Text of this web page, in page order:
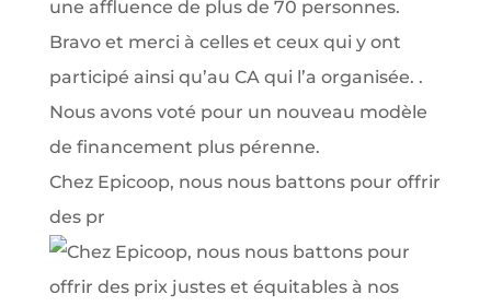
Chez Epicoop, nous nous battons pour offrir
des pr